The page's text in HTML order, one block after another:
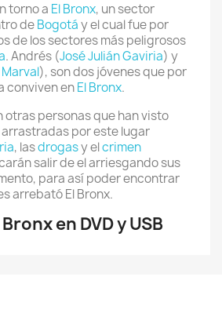
torno a El Bronx, un sector
deBogotáy el cual fue por
de los sectores más peligrosos
. Andrés (José Julián Gaviria) y
), son dos jóvenes que por
conviven enEl Bronx.
otras personas que han visto
por este lugar
, lasdrogasy elcrimen
salir de el arriesgando sus
para así poder encontrar
arrebató El Bronx.
en DVD y USB